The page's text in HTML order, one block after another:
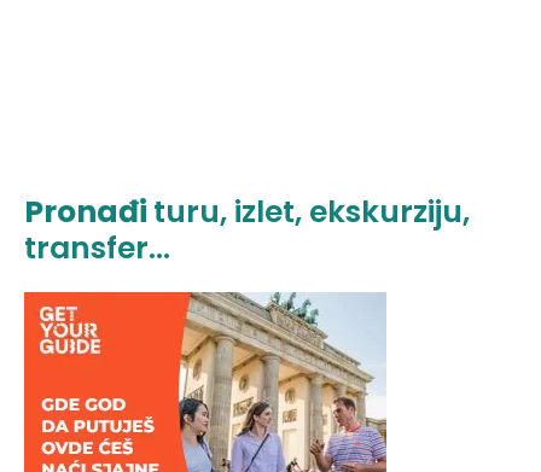
Pronađi turu, izlet, ekskurziju,
transfer...